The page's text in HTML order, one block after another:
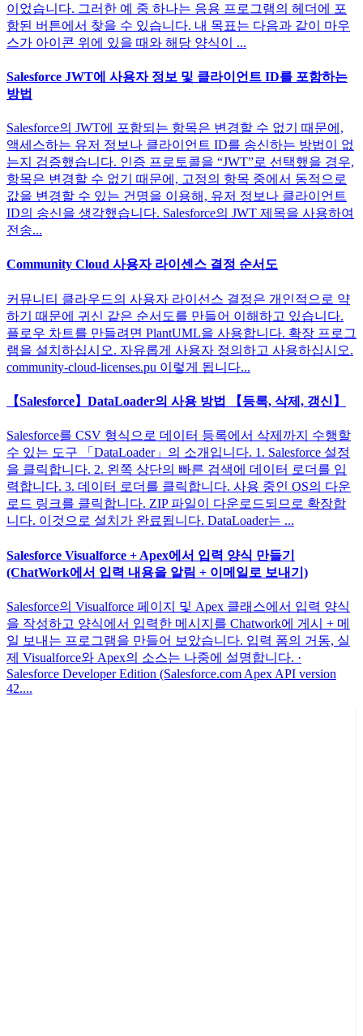
이었습니다. 그러한 예 중 하나는 응용 프로그램의 헤더에 포
함된 버튼에서 찾을 수 있습니다. 내 목표는 다음과 같이 마우
스가 아이콘 위에 있을 때와 해당 양식이 ...
Salesforce JWT에 사용자 정보 및 클라이언트 ID를 포함하는
방법
Salesforce의 JWT에 포함되는 항목은 변경할 수 없기 때문에,
액세스하는 유저 정보나 클라이언트 ID를 송신하는 방법이 없
는지 검증했습니다. 인증 프로토콜을 “JWT”로 선택했을 경우,
항목은 변경할 수 없기 때문에, 고정의 항목 중에서 동적으로
값을 변경할 수 있는 건명을 이용해, 유저 정보나 클라이언트
ID의 송신을 생각했습니다. Salesforce의 JWT 제목을 사용하여
전송...
Community Cloud 사용자 라이센스 결정 순서도
커뮤니티 클라우드의 사용자 라이선스 결정은 개인적으로 약
하기 때문에 귀신 같은 순서도를 만들어 이해하고 있습니다.
플로우 차트를 만들려면 PlantUML을 사용합니다. 확장 프로그
램을 설치하십시오. 자유롭게 사용자 정의하고 사용하십시오.
community-cloud-licenses.pu 이렇게 됩니다...
【Salesforce】DataLoader의 사용 방법 【등록, 삭제, 갱신】
Salesforce를 CSV 형식으로 데이터 등록에서 삭제까지 수행할
수 있는 도구 「DataLoader」의 소개입니다. 1. Salesforce 설정
을 클릭합니다. 2. 왼쪽 상단의 빠른 검색에 데이터 로더를 입
력합니다. 3. 데이터 로더를 클릭합니다. 사용 중인 OS의 다운
로드 링크를 클릭합니다. ZIP 파일이 다운로드되므로 확장합
니다. 이것으로 설치가 완료됩니다. DataLoader는 ...
Salesforce Visualforce + Apex에서 입력 양식 만들기
(ChatWork에서 입력 내용을 알림 + 이메일로 보내기)
Salesforce의 Visualforce 페이지 및 Apex 클래스에서 입력 양식
을 작성하고 양식에서 입력한 메시지를 Chatwork에 게시 + 메
일 보내는 프로그램을 만들어 보았습니다. 입력 폼의 거동, 실
제 Visualforce와 Apex의 소스는 나중에 설명합니다. ·
Salesforce Developer Edition (Salesforce.com Apex API version
42....